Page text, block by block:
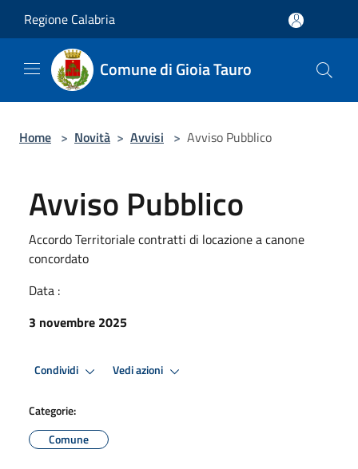
Regione Calabria
Comune di Gioia Tauro
Home > Novità > Avvisi > Avviso Pubblico
Avviso Pubblico
Accordo Territoriale contratti di locazione a canone
concordato
Data :
3 novembre 2025
Condividi Vedi azioni
Categorie:
Comune